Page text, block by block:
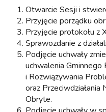
Otwarcie Sesji i
Przyjęcie porządku
Przyjęcie protokołu z
Sprawozdanie z
Podjęcie uchwały
uchwalenia
i Rozwiązywania
oraz
Obryte.